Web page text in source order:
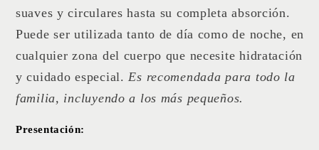
suaves y circulares hasta su completa absorción.
Puede ser utilizada tanto de día como de noche, en
cualquier zona del cuerpo que necesite hidratación
y cuidado especial.Es recomendada para todo la
familia, incluyendo a los más pequeños.
Presentación: